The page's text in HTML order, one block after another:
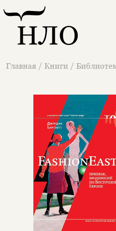
Главная / Книги /